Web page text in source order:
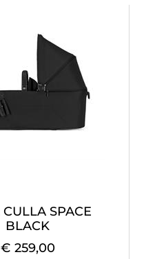
CULLA SPACE
BLACK
€ 259,00